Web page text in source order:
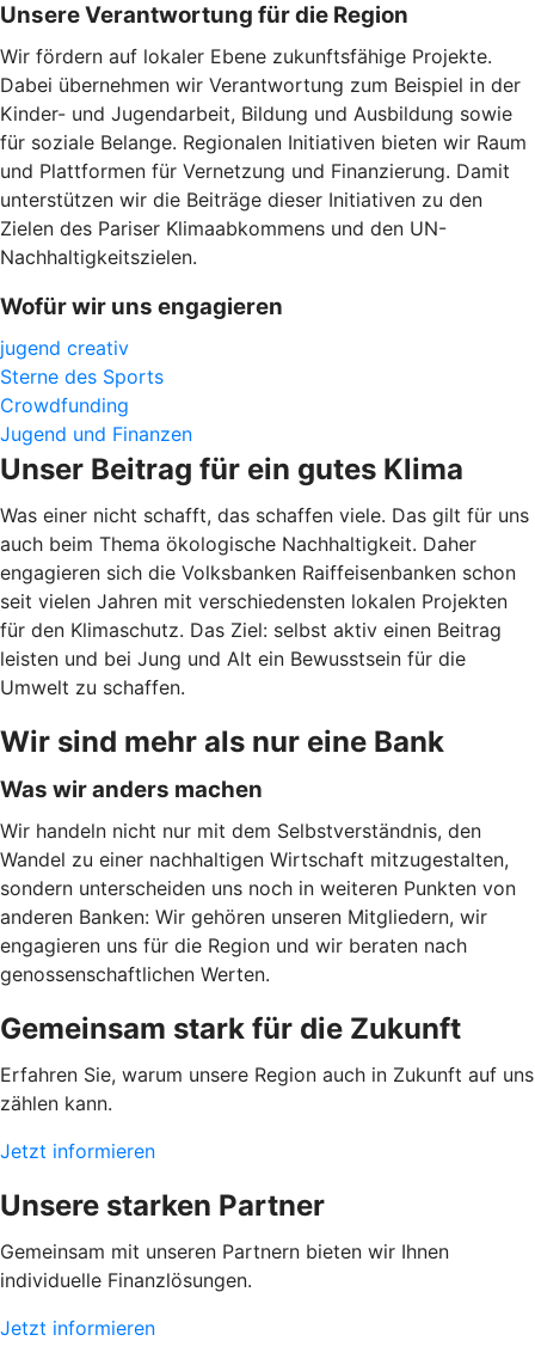
Unsere Verantwortung für die Region
Wir fördern auf lokaler Ebene zukunftsfähige Projekte.
Dabei übernehmen wir Verantwortung zum Beispiel in der
Kinder- und Jugendarbeit, Bildung und Ausbildung sowie
für soziale Belange. Regionalen Initiativen bieten wir Raum
und Plattformen für Vernetzung und Finanzierung. Damit
unterstützen wir die Beiträge dieser Initiativen zu den
Zielen des Pariser Klimaabkommens und den UN-
Nachhaltigkeitszielen.
Wofür wir uns engagieren
jugend creativ
Sterne des Sports
Crowdfunding
Jugend und Finanzen
Unser Beitrag für ein gutes Klima
Was einer nicht schafft, das schaffen viele. Das gilt für uns
auch beim Thema ökologische Nachhaltigkeit. Daher
engagieren sich die Volksbanken Raiffeisenbanken schon
seit vielen Jahren mit verschiedensten lokalen Projekten
für den Klimaschutz. Das Ziel: selbst aktiv einen Beitrag
leisten und bei Jung und Alt ein Bewusstsein für die
Umwelt zu schaffen.
Wir sind mehr als nur eine Bank
Was wir anders machen
Wir handeln nicht nur mit dem Selbstverständnis, den
Wandel zu einer nachhaltigen Wirtschaft mitzugestalten,
sondern unterscheiden uns noch in weiteren Punkten von
anderen Banken: Wir gehören unseren Mitgliedern, wir
engagieren uns für die Region und wir beraten nach
genossenschaftlichen Werten.
Gemeinsam stark für die Zukunft
Erfahren Sie, warum unsere Region auch in Zukunft auf uns
zählen kann.
Jetzt informieren
Unsere starken Partner
Gemeinsam mit unseren Partnern bieten wir Ihnen
individuelle Finanzlösungen.
Jetzt informieren